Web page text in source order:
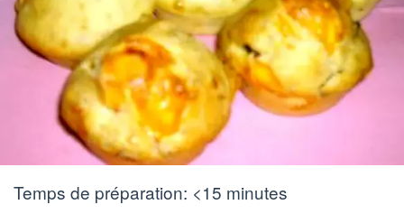
Temps de préparation: <15 minutes